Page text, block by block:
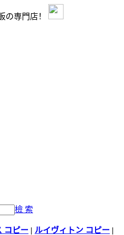
の専門店！
檢 索
コピー | ルイヴィトン コピー |